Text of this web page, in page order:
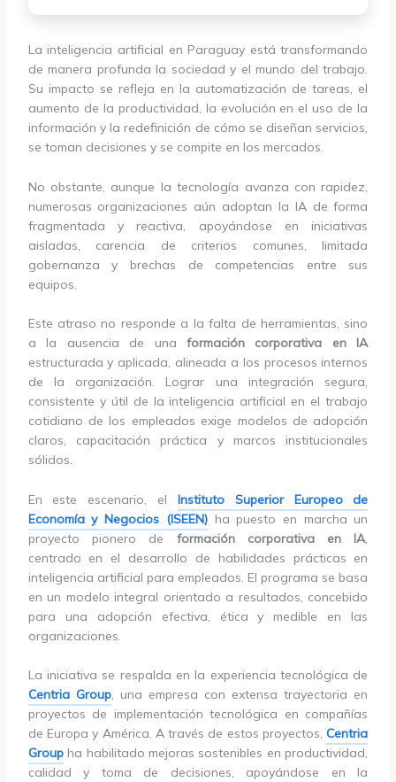
La inteligencia artificial en Paraguay está transformando
de manera profunda la sociedad y el mundo del trabajo.
Su impacto se refleja en la automatización de tareas, el
aumento de la productividad, la evolución en el uso de la
información y la redefinición de cómo se diseñan servicios,
se toman decisiones y se compite en los mercados.
No obstante, aunque la tecnología avanza con rapidez,
numerosas organizaciones aún adoptan la IA de forma
fragmentada y reactiva, apoyándose en iniciativas
aisladas, carencia de criterios comunes, limitada
gobernanza y brechas de competencias entre sus
equipos.
Este atraso no responde a la falta de herramientas, sino
a la ausencia de una formación corporativa en IA
estructurada y aplicada, alineada a los procesos internos
de la organización. Lograr una integración segura,
consistente y útil de la inteligencia artificial en el trabajo
cotidiano de los empleados exige modelos de adopción
claros, capacitación práctica y marcos institucionales
sólidos.
En este escenario, el Instituto Superior Europeo de
Economía y Negocios (ISEEN)ha puesto en marcha un
proyecto pionero de formación corporativa en IA,
centrado en el desarrollo de habilidades prácticas en
inteligencia artificial para empleados. El programa se basa
en un modelo integral orientado a resultados, concebido
para una adopción efectiva, ética y medible en las
organizaciones.
La iniciativa se respalda en la experiencia tecnológica de
Centria Group, una empresa con extensa trayectoria en
proyectos de implementación tecnológica en compañías
de Europa y América. A través de estos proyectos,Centria
Groupha habilitado mejoras sostenibles en productividad,
calidad y toma de decisiones, apoyándose en la